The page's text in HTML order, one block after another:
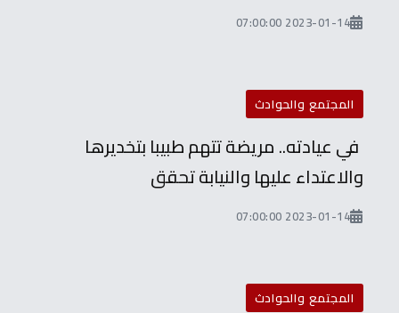
2023-01-14 07:00:00
المجتمع والحوادث
في عيادته.. مريضة تتهم طبيبا بتخديرها
والاعتداء عليها والنيابة تحقق
2023-01-14 07:00:00
المجتمع والحوادث